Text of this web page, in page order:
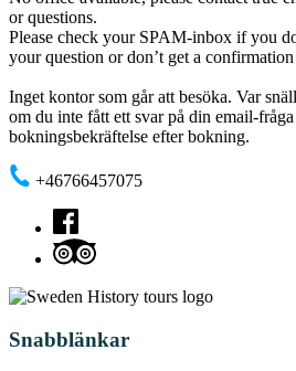
or questions.
Please check your SPAM-inbox if you
your question or don’t get a
Inget kontor som går att besöka. Var
om du inte fått ett svar på din email-
bokningsbekräftelse efter bokning.
+46766457075
Snabblänkar